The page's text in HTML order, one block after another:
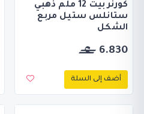
كورنر بيت 12 ملم ذهبي
ستانلس ستيل مربع
الشكل
6.830
أضف إلى السلة